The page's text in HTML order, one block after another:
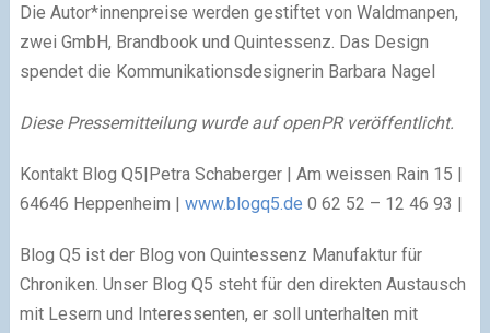
Die Autor*innenpreise werden gestiftet von Waldmanpen,
zwei GmbH, Brandbook und Quintessenz. Das Design
spendet die Kommunikationsdesignerin Barbara Nagel
Diese Pressemitteilung wurde auf openPR veröffentlicht.
Kontakt Blog Q5|Petra Schaberger | Am weissen Rain 15 |
64646 Heppenheim | www.blogq5.de 0 62 52 – 12 46 93 |
Blog Q5 ist der Blog von Quintessenz Manufaktur für
Chroniken. Unser Blog Q5 steht für den direkten Austausch
mit Lesern und Interessenten, er soll unterhalten mit